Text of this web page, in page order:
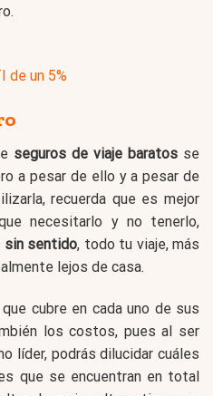
de un 5%
seguros de viaje baratos se
a pesar de ello y a pesar de
recuerda que es mejor
necesitarlo y no tenerlo,
sin sentido, todo tu viaje, más
lejos de casa.
cubre en cada uno de sus
los costos, pues al ser
líder, podrás dilucidar cuáles
que se encuentran en total